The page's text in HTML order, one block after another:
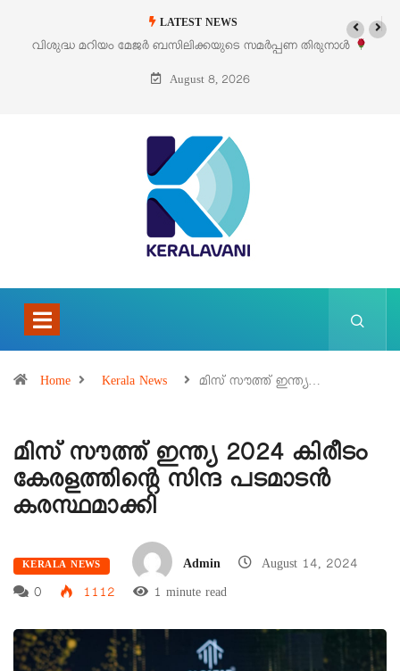
LATEST NEWS
‘പെറ്റൽസ്’ ലൈഫ് സ്റ്റൈൽ എക്സിബിഷനും സെയിലും ഓഗസ്റ്റ് 8-ന്
പെരുമാനൂരിൽ
August 8, 2026
Home Kerala News മിസ് സൗത്ത് ഇന്ത്യ…
മിസ് സൗത്ത് ഇന്ത്യ 2024 കിരീടം
കേരളത്തിന്റെ സിന്ദ പടമാടന്‍
കരസ്ഥമാക്കി
KERALA NEWS Admin
August 14, 2024
0
1112 1 minute read